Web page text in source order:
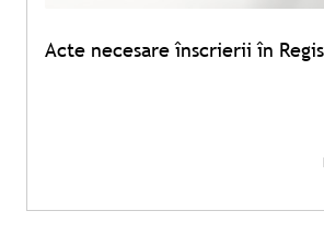
Acte necesare înscrierii în